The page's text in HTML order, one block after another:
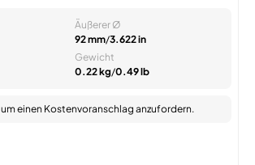
Äußerer Ø
92 mm/3.622 in
Gewicht
0.22 kg/0.49 lb
um einen Kostenvoranschlag anzufordern.